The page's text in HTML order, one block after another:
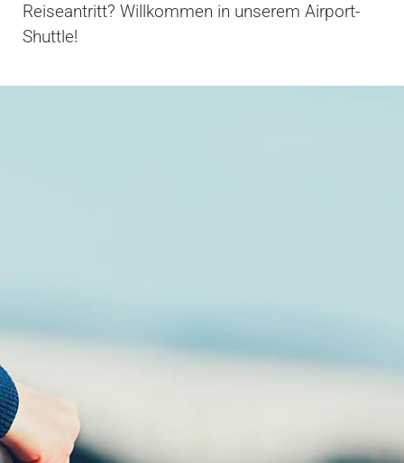
Reiseantritt? Willkommen in unserem Airport-
Shuttle!